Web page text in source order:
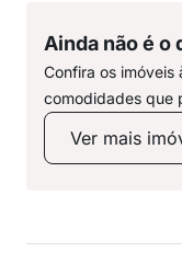
Ainda não é o
Confira os imóveis
comodidades que
Ver mais